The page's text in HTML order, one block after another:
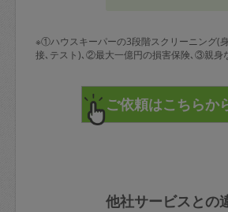
※①ハウスキーパーの3段階スクリーニング(
接､テスト)､②最大一億円の損害保険､③親身
他社サービスとの